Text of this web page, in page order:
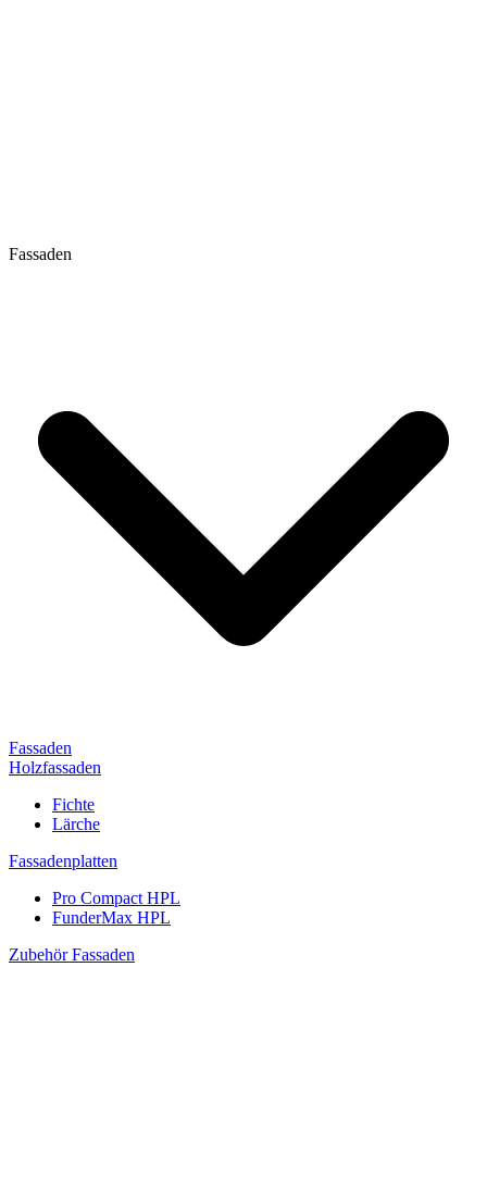
Fassaden
Fassaden
Holzfassaden
Fichte
Lärche
Fassadenplatten
Pro Compact HPL
FunderMax HPL
Zubehör Fassaden